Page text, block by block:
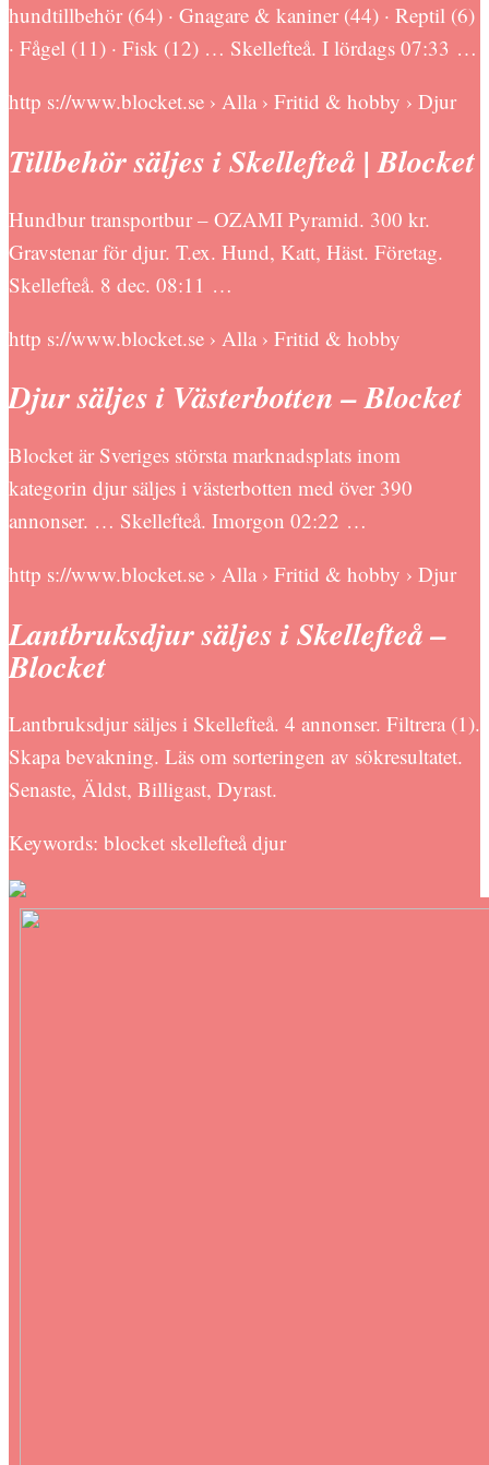
hundtillbehör (64) · Gnagare & kaniner (44) · Reptil (6)
· Fågel (11) · Fisk (12) … Skellefteå. I lördags 07:33 …
http s://www.blocket.se › Alla › Fritid & hobby › Djur
Tillbehör säljes i Skellefteå | Blocket
Hundbur transportbur – OZAMI Pyramid. 300 kr.
Gravstenar för djur. T.ex. Hund, Katt, Häst. Företag.
Skellefteå. 8 dec. 08:11 …
http s://www.blocket.se › Alla › Fritid & hobby
Djur säljes i Västerbotten – Blocket
Blocket är Sveriges största marknadsplats inom
kategorin djur säljes i västerbotten med över 390
annonser. … Skellefteå. Imorgon 02:22 …
http s://www.blocket.se › Alla › Fritid & hobby › Djur
Lantbruksdjur säljes i Skellefteå –
Blocket
Lantbruksdjur säljes i Skellefteå. 4 annonser. Filtrera (1).
Skapa bevakning. Läs om sorteringen av sökresultatet.
Senaste, Äldst, Billigast, Dyrast.
Keywords: blocket skellefteå djur